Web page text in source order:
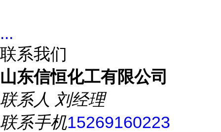
...
联系我们
山东信恒化工有限公司
联系人 刘经理
联系手机15269160223